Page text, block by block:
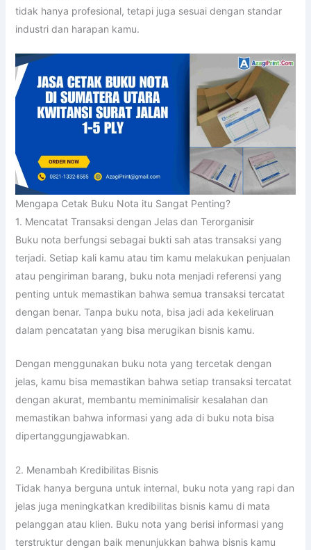
tidak hanya profesional, tetapi juga sesuai dengan standar
industri dan harapan kamu.
Mengapa Cetak Buku Nota itu Sangat Penting?
1. Mencatat Transaksi dengan Jelas dan Terorganisir
Buku nota berfungsi sebagai bukti sah atas transaksi yang
terjadi. Setiap kali kamu atau tim kamu melakukan penjualan
atau pengiriman barang, buku nota menjadi referensi yang
penting untuk memastikan bahwa semua transaksi tercatat
dengan benar. Tanpa buku nota, bisa jadi ada kekeliruan
dalam pencatatan yang bisa merugikan bisnis kamu.
Dengan menggunakan buku nota yang tercetak dengan
jelas, kamu bisa memastikan bahwa setiap transaksi tercatat
dengan akurat, membantu meminimalisir kesalahan dan
memastikan bahwa informasi yang ada di buku nota bisa
dipertanggungjawabkan.
2. Menambah Kredibilitas Bisnis
Tidak hanya berguna untuk internal, buku nota yang rapi dan
jelas juga meningkatkan kredibilitas bisnis kamu di mata
pelanggan atau klien. Buku nota yang berisi informasi yang
terstruktur dengan baik menunjukkan bahwa bisnis kamu